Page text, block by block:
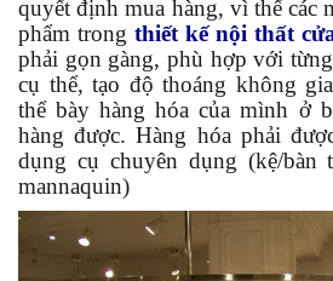
quyết định mua hàng, vì thế các
phẩm trong thiết kế nội thất
phải gọn gàng, phù hợp với
cụ thể, tạo độ thoáng không
thể bày hàng hóa của mình ở
hàng được. Hàng hóa phải
dụng cụ chuyên dụng (kệ/bàn
mannaquin)